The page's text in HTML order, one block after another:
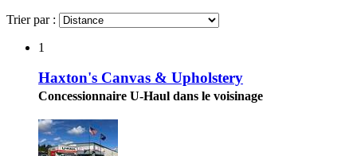
Trier par :
1
Haxton's Canvas & Upholstery
Concessionnaire U-Haul dans le voisinage